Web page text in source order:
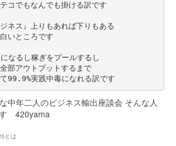
コでもなんでも掛ける訳です
ネス』上りもあれば下りもある
いところです
なるし稼ぎをプールするし
部アウトプットするまで
99.9%実践中毒になれる訳です
中年二人のビジネス輸出座談会 そんな人
420yama
とは